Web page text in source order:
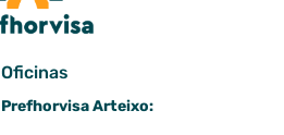
Oficinas
Prefhorvisa Arteixo: